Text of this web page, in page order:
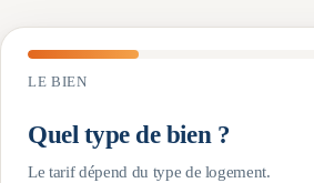
LE BIEN
Quel type de bien ?
Le tarif dépend du type de logement.